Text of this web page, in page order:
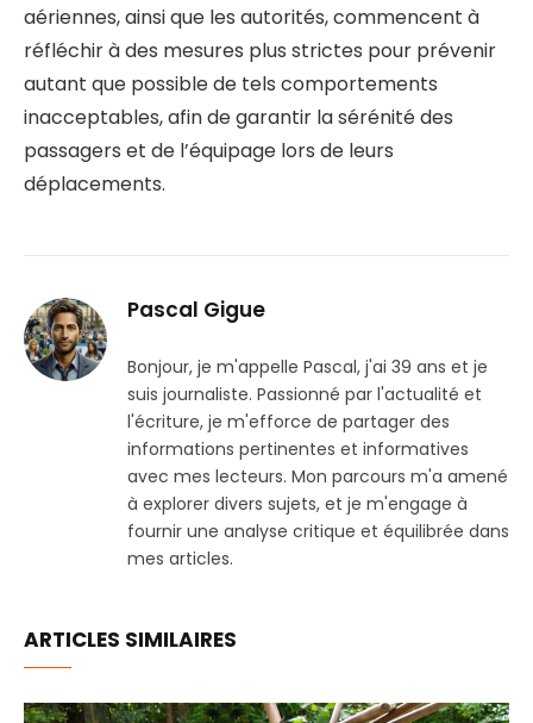
aériennes, ainsi que les autorités, commencent à
réfléchir à des mesures plus strictes pour prévenir
autant que possible de tels comportements
inacceptables, afin de garantir la sérénité des
passagers et de l’équipage lors de leurs
déplacements.
Pascal Gigue
Bonjour, je m'appelle Pascal, j'ai 39 ans et je
suis journaliste. Passionné par l'actualité et
l'écriture, je m'efforce de partager des
informations pertinentes et informatives
avec mes lecteurs. Mon parcours m'a amené
à explorer divers sujets, et je m'engage à
fournir une analyse critique et équilibrée dans
mes articles.
ARTICLES SIMILAIRES